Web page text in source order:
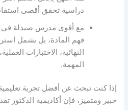
دراسية تحقق أقصى
مع أقوى مدرس صيدلة في
فهم المادة، بل يشمل
النهائية، الاختبارات
المهمة.
إذا كنت تبحث عن أفضل تجربة
خبير ومتميز، فإن أكاديمية الدكتور